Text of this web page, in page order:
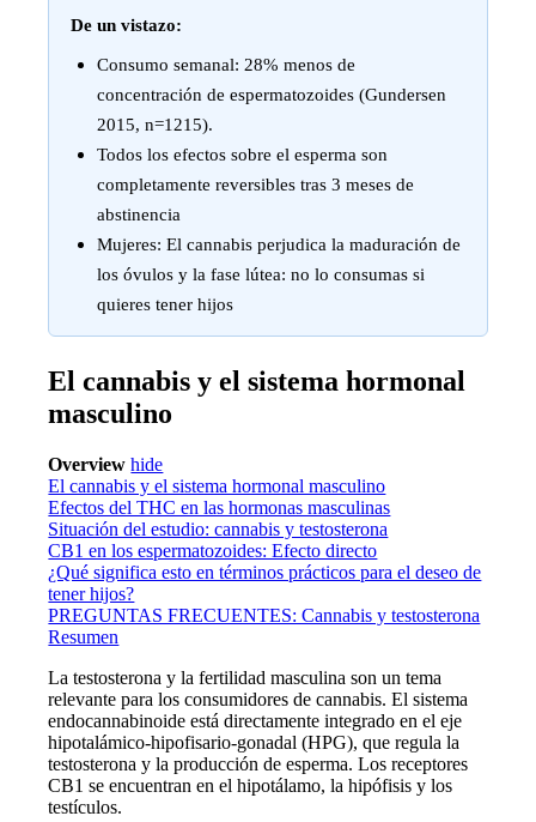
De un vistazo:
Consumo semanal: 28% menos de
concentración de espermatozoides (Gundersen
2015, n=1215).
Todos los efectos sobre el esperma son
completamente reversibles tras 3 meses de
abstinencia
Mujeres: El cannabis perjudica la maduración de
los óvulos y la fase lútea: no lo consumas si
quieres tener hijos
El cannabis y el sistema hormonal
masculino
Overview hide
El cannabis y el sistema hormonal masculino
Efectos del THC en las hormonas masculinas
Situación del estudio: cannabis y testosterona
CB1 en los espermatozoides: Efecto directo
¿Qué significa esto en términos prácticos para el deseo de
tener hijos?
PREGUNTAS FRECUENTES: Cannabis y testosterona
Resumen
La testosterona y la fertilidad masculina son un tema
relevante para los consumidores de cannabis. El sistema
endocannabinoide está directamente integrado en el eje
hipotalámico-hipofisario-gonadal (HPG), que regula la
testosterona y la producción de esperma. Los receptores
CB1 se encuentran en el hipotálamo, la hipófisis y los
testículos.